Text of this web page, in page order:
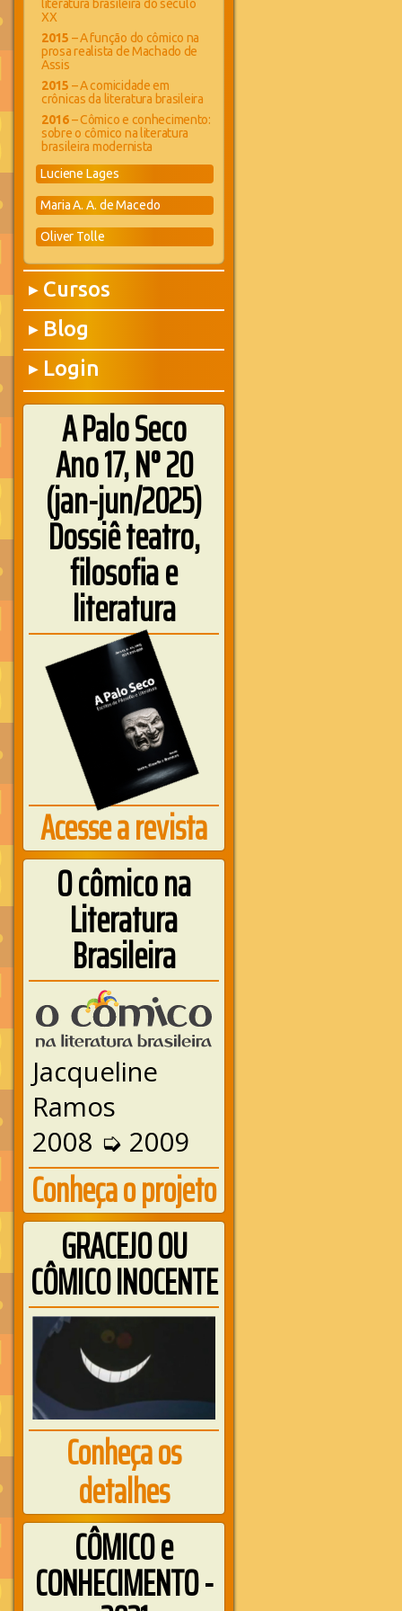
literatura brasileira do século
XX
2015 – A função do cômico na
prosa realista de Machado de
Assis
2015 – A comicidade em
crônicas da literatura brasileira
2016– Cômico e conhecimento:
sobre o cômico na literatura
brasileira modernista
Luciene Lages
Maria A. A. de Macedo
Oliver Tolle
▶ Cursos
▶ Blog
▶ Login
A Palo Seco
Ano 17, N° 20
(jan-jun/2025)
Dossiê teatro,
filosofia e
literatura
Acesse a revista
O cômico na
Literatura
Brasileira
Jacqueline
Ramos
2008 ➭ 2009
Conheça o projeto
GRACEJO OU
CÔMICO INOCENTE
Conheça os
detalhes
CÔMICO e
CONHECIMENTO -